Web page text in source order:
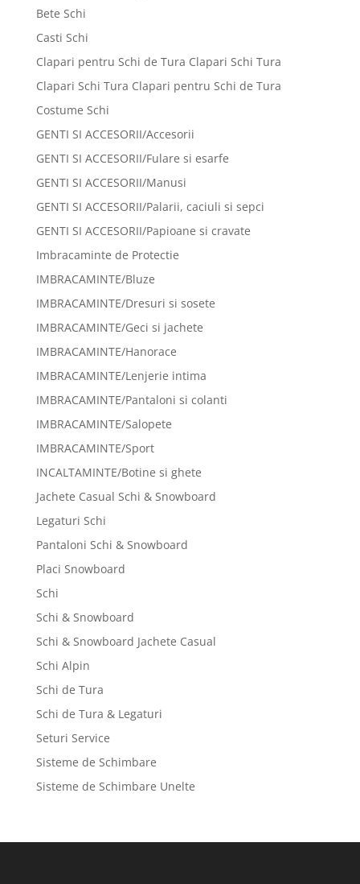
Bete Schi
Casti Schi
Clapari pentru Schi de Tura Clapari Schi Tura
Clapari Schi Tura Clapari pentru Schi de Tura
Costume Schi
GENTI SI ACCESORII/Accesorii
GENTI SI ACCESORII/Fulare si esarfe
GENTI SI ACCESORII/Manusi
GENTI SI ACCESORII/Palarii, caciuli si sepci
GENTI SI ACCESORII/Papioane si cravate
Imbracaminte de Protectie
IMBRACAMINTE/Bluze
IMBRACAMINTE/Dresuri si sosete
IMBRACAMINTE/Geci si jachete
IMBRACAMINTE/Hanorace
IMBRACAMINTE/Lenjerie intima
IMBRACAMINTE/Pantaloni si colanti
IMBRACAMINTE/Salopete
IMBRACAMINTE/Sport
INCALTAMINTE/Botine si ghete
Jachete Casual Schi & Snowboard
Legaturi Schi
Pantaloni Schi & Snowboard
Placi Snowboard
Schi
Schi & Snowboard
Schi & Snowboard Jachete Casual
Schi Alpin
Schi de Tura
Schi de Tura & Legaturi
Seturi Service
Sisteme de Schimbare
Sisteme de Schimbare Unelte